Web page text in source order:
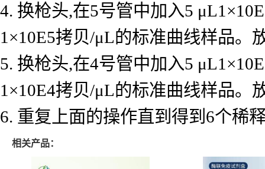
4. 换枪头,在5号管中加入5
1×10E5拷贝/μL的标准曲线样品。
5. 换枪头,在4号管中加入5
1×10E4拷贝/μL的标准曲线样品。
6. 重复上面的操作直到得到6个稀
相关产品：